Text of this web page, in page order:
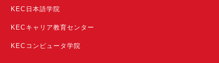
KEC日本語学院
KECキャリア教育センター
KECコンピュータ学院